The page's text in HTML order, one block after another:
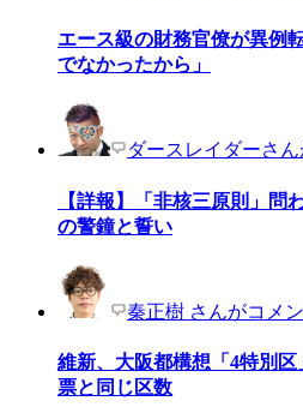
エース級の財務官僚が異
でなかったから」
ダースレイダーさ
【詳報】「非核三原則」
の警鐘と誓い
秦正樹 さんがコメ
維新、大阪都構想「4特別
票と同じ区数